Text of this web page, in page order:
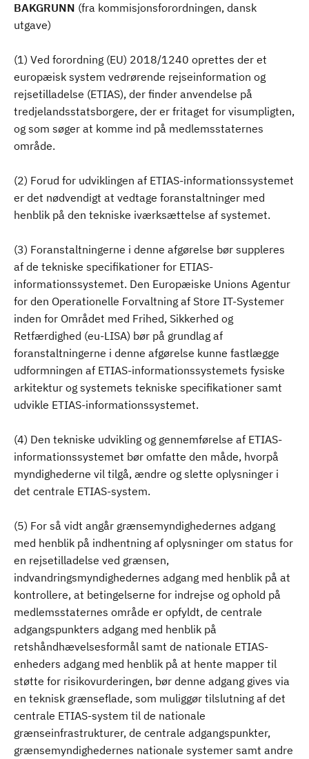
BAKGRUNN (fra kommisjonsforordningen, dansk
utgave)
(1) Ved forordning (EU) 2018/1240 oprettes der et
europæisk system vedrørende rejseinformation og
rejsetilladelse (ETIAS), der finder anvendelse på
tredjelandsstatsborgere, der er fritaget for visumpligten,
og som søger at komme ind på medlemsstaternes
område.
(2) Forud for udviklingen af ETIAS-informationssystemet
er det nødvendigt at vedtage foranstaltninger med
henblik på den tekniske iværksættelse af systemet.
(3) Foranstaltningerne i denne afgørelse bør suppleres
af de tekniske specifikationer for ETIAS-
informationssystemet. Den Europæiske Unions Agentur
for den Operationelle Forvaltning af Store IT-Systemer
inden for Området med Frihed, Sikkerhed og
Retfærdighed (eu-LISA) bør på grundlag af
foranstaltningerne i denne afgørelse kunne fastlægge
udformningen af ETIAS-informationssystemets fysiske
arkitektur og systemets tekniske specifikationer samt
udvikle ETIAS-informationssystemet.
(4) Den tekniske udvikling og gennemførelse af ETIAS-
informationssystemet bør omfatte den måde, hvorpå
myndighederne vil tilgå, ændre og slette oplysninger i
det centrale ETIAS-system.
(5) For så vidt angår grænsemyndighedernes adgang
med henblik på indhentning af oplysninger om status for
en rejsetilladelse ved grænsen,
indvandringsmyndighedernes adgang med henblik på at
kontrollere, at betingelserne for indrejse og ophold på
medlemsstaternes område er opfyldt, de centrale
adgangspunkters adgang med henblik på
retshåndhævelsesformål samt de nationale ETIAS-
enheders adgang med henblik på at hente mapper til
støtte for risikovurderingen, bør denne adgang gives via
en teknisk grænseflade, som muliggør tilslutning af det
centrale ETIAS-system til de nationale
grænseinfrastrukturer, de centrale adgangspunkter,
grænsemyndighedernes nationale systemer samt andre